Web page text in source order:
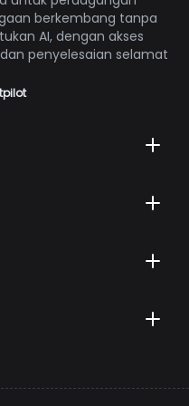
berkembang tanpa
AI, dengan akses
penyelesaian selamat